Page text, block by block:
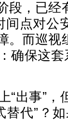
段，已经
点对公
。而巡视
确保这套
“出事”，
代”？